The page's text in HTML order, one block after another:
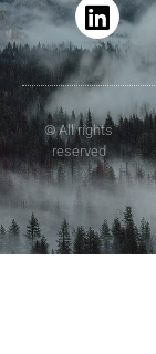
© All rights
reserved